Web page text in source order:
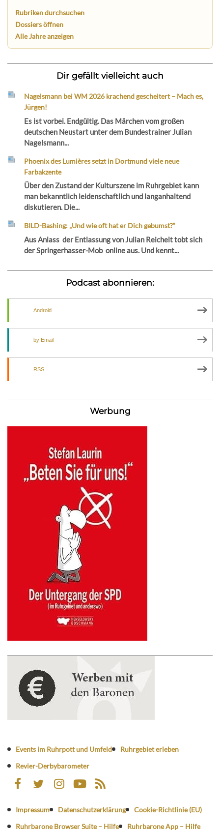
Rubriken durchsuchen
Dossiers öffnen
Alle Jahre anzeigen
Dir gefällt vielleicht auch
Nagelsmann bei WM 2026 krachend gescheitert – Mach es,
Jürgen!
Es ist vorbei. Endgültig. Das Märchen vom großen
deutschen Neustart unter dem Bundestrainer Julian
Nagelsmann...
Phoenix des Lumières setzt in Dortmund viele neue
Farbakzente
Über den Zustand der Kulturszene im Ruhrgebiet kann
man bekanntlich leidenschaftlich und langanhaltend
diskutieren. Die...
BILD-Bashing: „Und wie oft hat er Dich gebumst?“
Aus Anlass der Entlassung von Julian Reichelt tobt sich
der Springerhasser-Mob online aus. Und kennt...
Podcast abonnieren:
Android
by Email
RSS
Werbung
Events im Ruhrpott und Umfeld
Ruhrgebiet erleben
Revier-Derbybarometer
Impressum Datenschutzerklärung
Cookie-Richtlinie (EU)
Ruhrbarone Browser Suite – Hilfe
Ruhrbarone App – Hilfe